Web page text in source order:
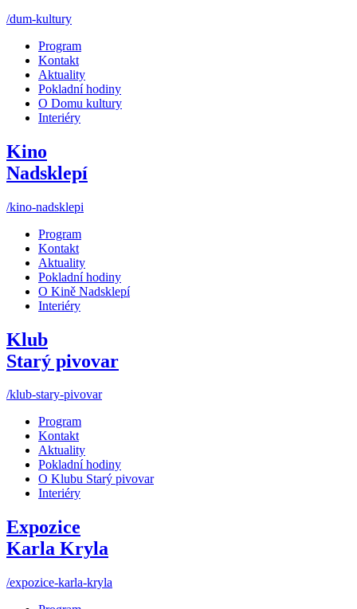
/dum-kultury
Program
Kontakt
Aktuality
Pokladní hodiny
O Domu kultury
Interiéry
Kino
Nadsklepí
/kino-nadsklepi
Program
Kontakt
Aktuality
Pokladní hodiny
O Kině Nadsklepí
Interiéry
Klub
Starý pivovar
/klub-stary-pivovar
Program
Kontakt
Aktuality
Pokladní hodiny
O Klubu Starý pivovar
Interiéry
Expozice
Karla Kryla
/expozice-karla-kryla